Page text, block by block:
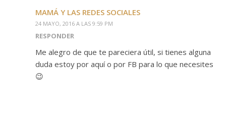
MAMÁ Y LAS REDES SOCIALES
24 MAYO, 2016 A LAS 9:59 PM
RESPONDER
Me alegro de que te pareciera útil, si tienes alguna
duda estoy por aquí o por FB para lo que necesites
😉